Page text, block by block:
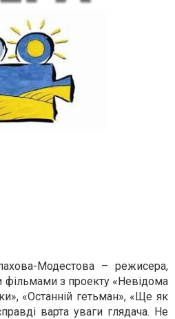
Модестова – режисера,
фільмами з проекту «Невідома
«Останній гетьман», «Ще як
варта уваги глядача. Не